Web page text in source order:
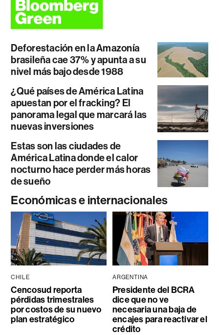
Deforestación en la Amazonía
brasileña cae 37% y apunta a su
nivel más bajo desde 1988
¿Qué países de América Latina
apuestan por el fracking? El
panorama legal que marcará las
nuevas inversiones
Estas son las ciudades de
América Latina donde el calor
nocturno hace perder más horas
de sueño
Económicas e internacionales
CHILE
Cencosud reporta
pérdidas trimestrales
por costos de su nuevo
plan estratégico
ARGENTINA
Presidente del BCRA
dice que no ve
necesaria una baja de
encajes para reactivar el
crédito